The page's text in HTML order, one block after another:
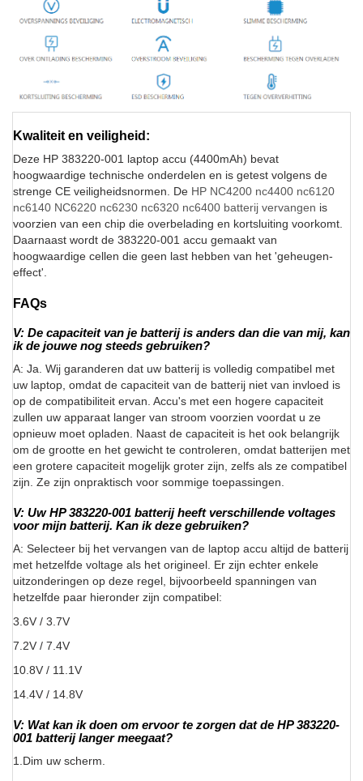
Kwaliteit en veiligheid:
Deze HP 383220-001 laptop accu (4400mAh) bevat
hoogwaardige technische onderdelen en is getest volgens de
strenge CE veiligheidsnormen. De HP NC4200 nc4400 nc6120
nc6140 NC6220 nc6230 nc6320 nc6400 batterij vervangen is
voorzien van een chip die overbelading en kortsluiting voorkomt.
Daarnaast wordt de 383220-001 accu gemaakt van
hoogwaardige cellen die geen last hebben van het 'geheugen-
effect'.
FAQs
V: De capaciteit van je batterij is anders dan die van mij, kan
ik de jouwe nog steeds gebruiken?
A: Ja. Wij garanderen dat uw batterij is volledig compatibel met
uw laptop, omdat de capaciteit van de batterij niet van invloed is
op de compatibiliteit ervan. Accu's met een hogere capaciteit
zullen uw apparaat langer van stroom voorzien voordat u ze
opnieuw moet opladen. Naast de capaciteit is het ook belangrijk
om de grootte en het gewicht te controleren, omdat batterijen met
een grotere capaciteit mogelijk groter zijn, zelfs als ze compatibel
zijn. Ze zijn onpraktisch voor sommige toepassingen.
V: Uw HP 383220-001 batterij heeft verschillende voltages
voor mijn batterij. Kan ik deze gebruiken?
A: Selecteer bij het vervangen van de laptop accu altijd de batterij
met hetzelfde voltage als het origineel. Er zijn echter enkele
uitzonderingen op deze regel, bijvoorbeeld spanningen van
hetzelfde paar hieronder zijn compatibel:
3.6V / 3.7V
7.2V / 7.4V
10.8V / 11.1V
14.4V / 14.8V
V: Wat kan ik doen om ervoor te zorgen dat de HP 383220-
001 batterij langer meegaat?
1.Dim uw scherm.